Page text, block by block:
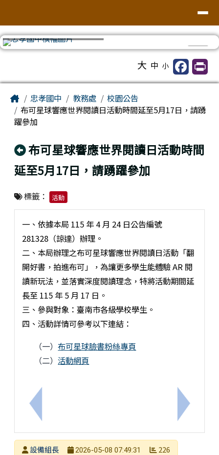
大 中 小
Home忠孝國中 教務處
校園公告
布可星球響應世界閱讀日活動時間延至5月17日，請踴
躍參加
回上頁
布可星球響應世界閱讀日活動時間
延至5月17日，請踴躍參加
標籤： 活動
上一筆：臺南市115年無人機足球選拔賽實施計畫
一、依據本局 115 年 4 月 24 日公告編號
281328（諒達）辦理。
二、本局辦理之布可星球響應世界閱讀日活動「翻
開好書，拍進布可」，為讓更多學生能體驗 AR 閱
讀新玩法，並落實深度閱讀理念，特將活動期間延
長至 115 年 5 月 17 日。
三、參與對象：臺南市各級學校學生。
四、活動詳情可參考以下連結：
（一）布可星球臉書粉絲專頁
（二）活動網頁
下一筆：
發布者設備組長
2026-05-08 07:49:31 226